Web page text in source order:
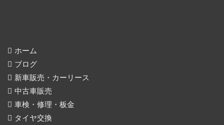
ホーム
ブログ
新車販売・カーリース
中古車販売
車検・修理・板金
タイヤ交換